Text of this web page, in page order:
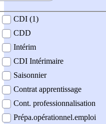
contrat
CDI (1)
CDD
Intérim
CDI Intérimaire
Saisonnier
Contrat apprentissage
Cont. professionnalisation
Prépa.opérationnel.emploi